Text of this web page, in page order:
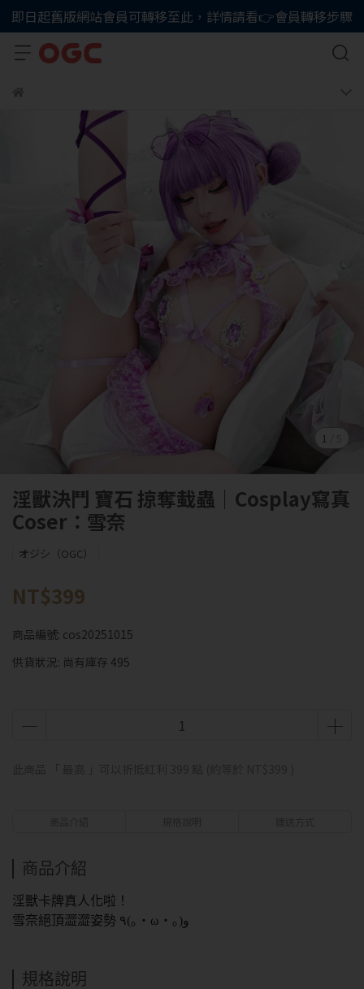
即日起舊版網站會員可轉移至此，詳情請看👉會員轉移步驟
1
淫獸決鬥 寶石 掠奪蛓蟲｜Cosplay寫真
Coser：雪奈
オジシ（OGC）
NT$399
商品編號: cos20251015
供貨狀況: 尚有庫存 495
商品介紹
淫獸卡牌真人化啦！
雪奈絕頂澀澀姿勢 ٩(｡・ω・｡)و
規格說明